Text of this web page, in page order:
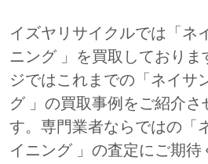
イズヤリサイクルでは「ネ
ニング 」を買取しておりま
ジではこれまでの「ネイサ
グ 」の買取事例をご紹介さ
す。専門業者ならではの「
イニング 」の査定にご期待